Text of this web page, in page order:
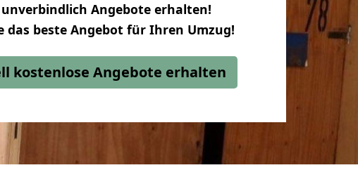
unverbindlich Angebote erhalten!
das beste Angebot für Ihren Umzug!
kostenlose Angebote erhalten